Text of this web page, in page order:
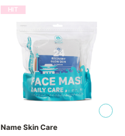
HIT
Name Skin Care